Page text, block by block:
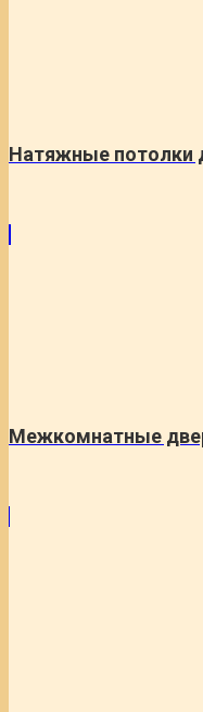
Натяжные потолки
Межкомнатные